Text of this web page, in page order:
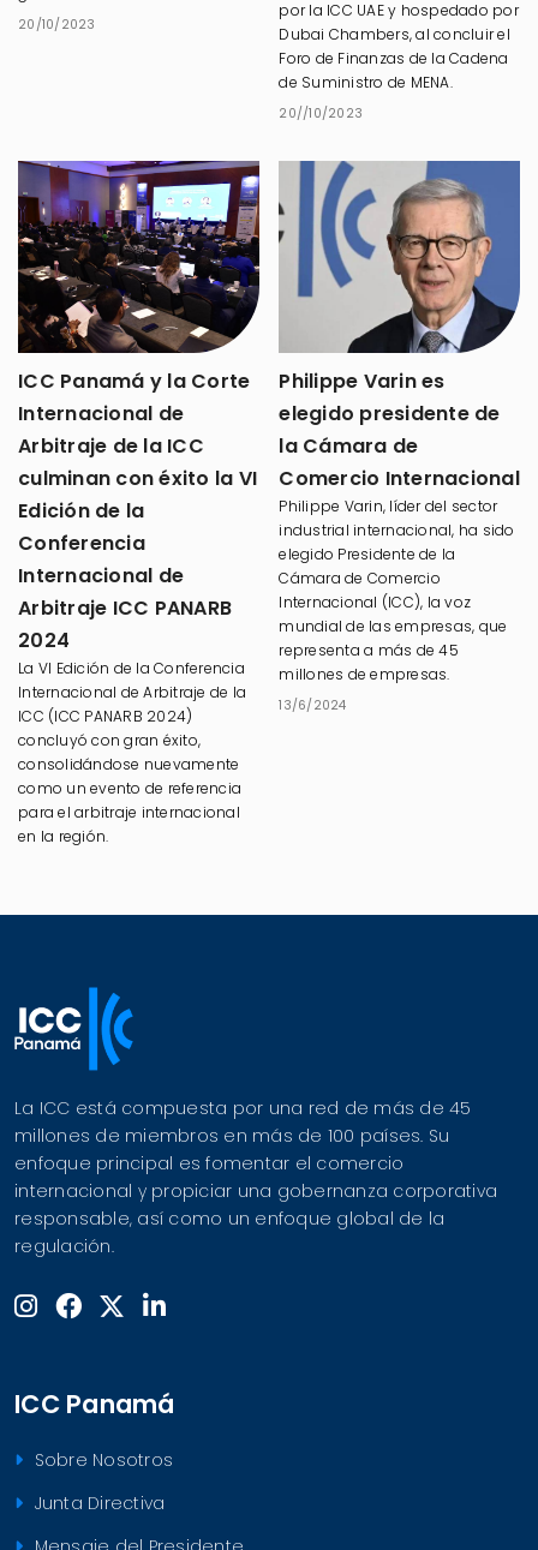
20/10/2023
por la ICC UAE y hospedado por
Dubai Chambers, al concluir el
Foro de Finanzas de la Cadena
de Suministro de MENA.
20//10/2023
ICC Panamá y la Corte
Internacional de
Arbitraje de la ICC
culminan con éxito la VI
Edición de la
Conferencia
Internacional de
Arbitraje ICC PANARB
2024
La VI Edición de la Conferencia
Internacional de Arbitraje de la
ICC (ICC PANARB 2024)
concluyó con gran éxito,
consolidándose nuevamente
como un evento de referencia
para el arbitraje internacional
en la región.
Philippe Varin es
elegido presidente de
la Cámara de
Comercio Internacional
Philippe Varin, líder del sector
industrial internacional, ha sido
elegido Presidente de la
Cámara de Comercio
Internacional (ICC), la voz
mundial de las empresas, que
representa a más de 45
millones de empresas.
13/6/2024
La ICC está compuesta por una red de más de 45
millones de miembros en más de 100 países. Su
enfoque principal es fomentar el comercio
internacional y propiciar una gobernanza corporativa
responsable, así como un enfoque global de la
regulación.
ICC Panamá
Sobre Nosotros
Junta Directiva